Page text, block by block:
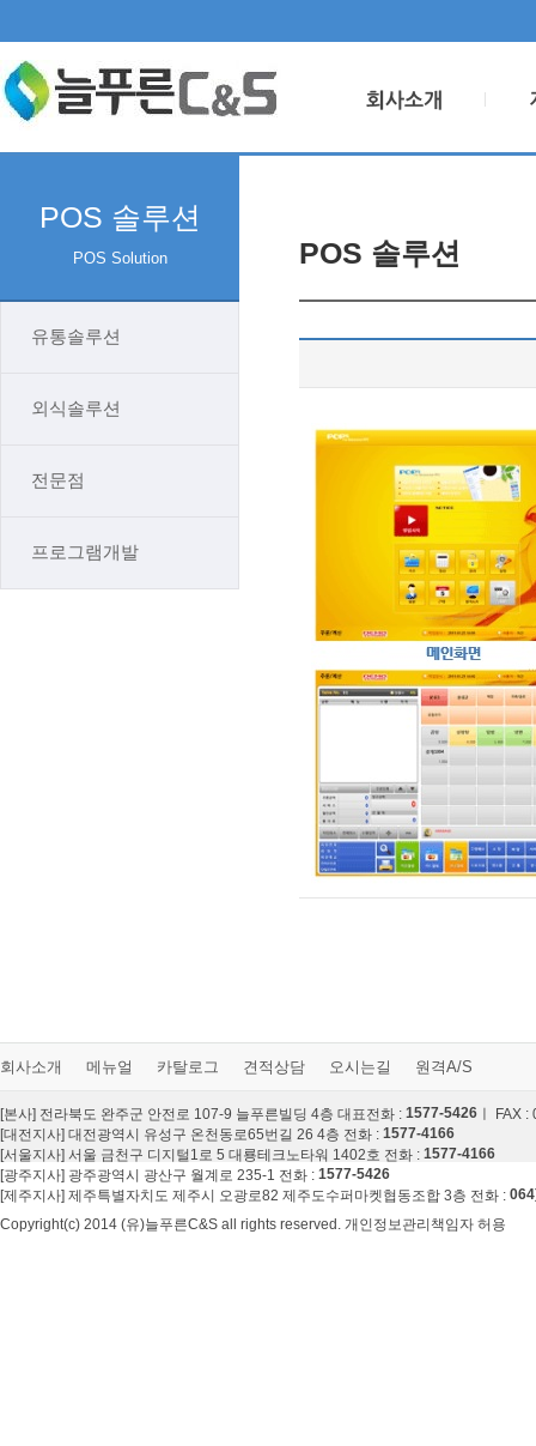
POS 솔루션
POS Solution
유통솔루션
외식솔루션
전문점
프로그램개발
POS 솔루션
회사소개 메뉴얼 카탈로그 견적상담 오시는길 원격A/S
[본사] 전라북도 완주군 안전로 107-9 늘푸른빌딩 4층 대표전화 : 1577-5426 ㅣ FAX
[대전지사] 대전광역시 유성구 온천동로65번길 26 4층 전화 : 1577-4166
[서울지사] 서울 금천구 디지털1로 5 대룡테크노타워 1402호 전화 : 1577-4166
[광주지사] 광주광역시 광산구 월계로 235-1 전화 : 1577-5426
[제주지사] 제주특별자치도 제주시 오광로82 제주도수퍼마켓협동조합 3층 전화 :
Copyright(c) 2014 (유)늘푸른C&S all rights reserved. 개인정보관리책임자 허용